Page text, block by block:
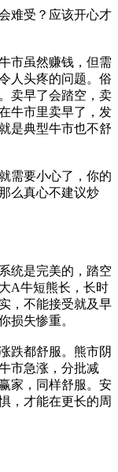
难受？应该开心才
市虽然赚钱，但需
人头疼的问题。俗
卖早了会踏空，卖
牛市里卖早了，发
是典型牛市也不舒
需要小心了，你的
么真心不建议炒
统是完美的，踏空
A牛短熊长，长时
，不能接受就及早
损失惨重。
跌都舒服。熊市阴
市急涨，分批减
家，同样舒服。安
，才能在更长的周